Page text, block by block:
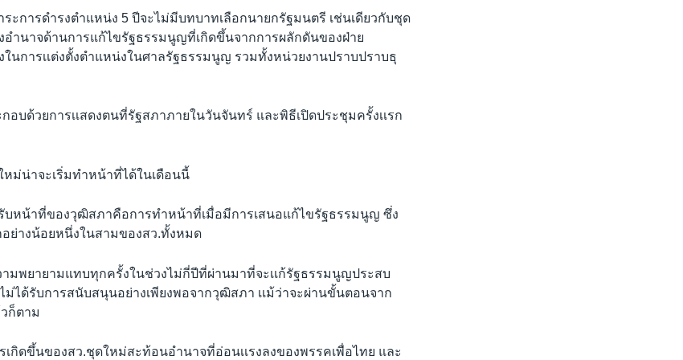
ะการดำรงตำแหน่ง 5 ปีจะไม่มีบทบาทเลือกนายกรัฐมนตรี เช่นเดียวกับชุด
อำนาจด้านการแก้ไขรัฐธรรมนูญที่เกิดขึ้นจากการผลักดันของฝ่าย
นการเเต่งตั้งตำแหน่งในศาลรัฐธรรมนูญ รวมทั้งหน่วยงานปราบปราบธุ
บด้วยการเเสดงตนที่รัฐสภาภายในวันจันทร์ และพิธีเปิดประชุมครั้งเเรก
หม่น่าจะเริ่มทำหน้าที่ได้ในเดือนนี้
บหน้าที่ของวุฒิสภาคือการทำหน้าที่เมื่อมีการเสนอแก้ไขรัฐธรรมนูญ ซึ่ง
ย่างน้อยหนึ่งในสามของสว.ทั้งหมด
ามพยายามแทบทุกครั้งในช่วงไม่กี่ปีที่ผ่านมาที่จะเเก้รัฐธรรมนูญประสบ
ม่ได้รับการสนับสนุนอย่างเพียงพอจากวุฒิสภา เเม้ว่าจะผ่านขั้นตอนจาก
ก็ตาม
เกิดขึ้นของสว.ชุดใหม่สะท้อนอำนาจที่อ่อนเเรงลงของพรรคเพื่อไทย และ